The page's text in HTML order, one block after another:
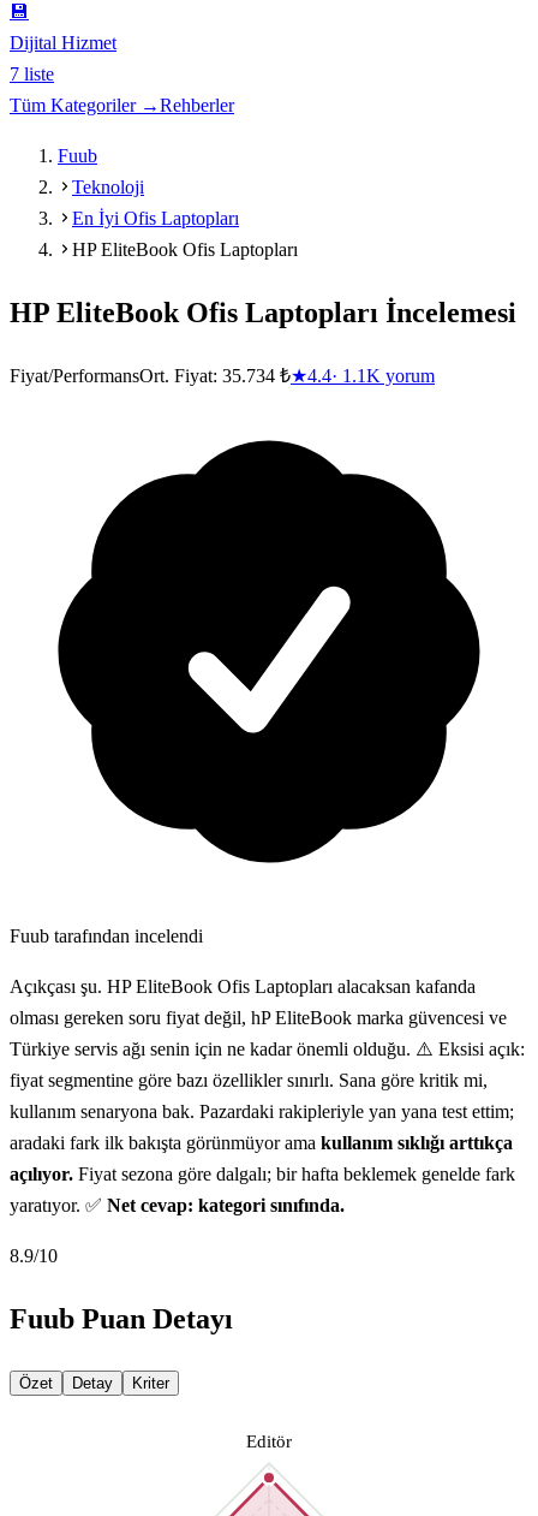
💾
Dijital Hizmet
7 liste
Tüm Kategoriler →Rehberler
Fuub
Teknoloji
En İyi Ofis Laptopları
HP EliteBook Ofis Laptopları
HP EliteBook Ofis Laptopları İncelemesi
Fiyat/PerformansOrt. Fiyat: 35.734 ₺★4.4· 1.1K yorum
Fuub tarafından incelendi
Açıkçası şu. HP EliteBook Ofis Laptopları alacaksan kafanda
olması gereken soru fiyat değil, hP EliteBook marka güvencesi ve
Türkiye servis ağı senin için ne kadar önemli olduğu. ⚠️ Eksisi açık:
fiyat segmentine göre bazı özellikler sınırlı. Sana göre kritik mi,
kullanım senaryona bak. Pazardaki rakipleriyle yan yana test ettim;
aradaki fark ilk bakışta görünmüyor ama kullanım sıklığı arttıkça
açılıyor. Fiyat sezona göre dalgalı; bir hafta beklemek genelde fark
yaratıyor. ✅ Net cevap: kategori sınıfında.
8.9/10
Fuub Puan Detayı
Özet Detay Kriter
Editör